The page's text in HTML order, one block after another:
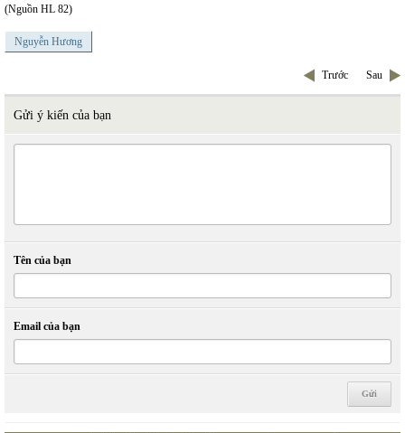
(Nguồn HL 82)
Nguyễn Hương
Trước Sau
Gửi ý kiến của bạn
Tên của bạn
Email của bạn